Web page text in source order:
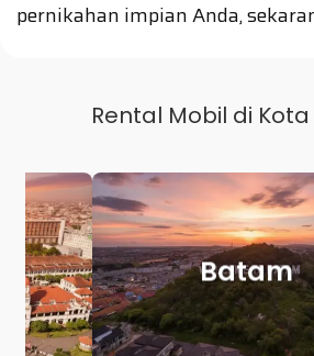
pernikahan impian Anda,
Rental Mobil di
Makassar